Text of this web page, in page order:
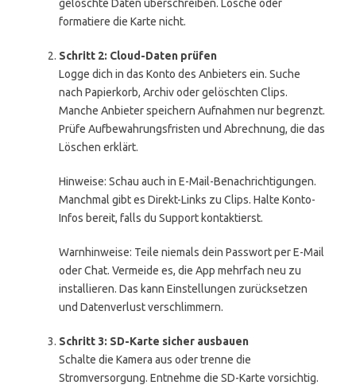
gelöschte Daten überschreiben. Lösche oder
formatiere die Karte nicht.
Schritt 2: Cloud-Daten prüfen
Logge dich in das Konto des Anbieters ein. Suche
nach Papierkorb, Archiv oder gelöschten Clips.
Manche Anbieter speichern Aufnahmen nur begrenzt.
Prüfe Aufbewahrungsfristen und Abrechnung, die das
Löschen erklärt.
Hinweise: Schau auch in E-Mail-Benachrichtigungen.
Manchmal gibt es Direkt-Links zu Clips. Halte Konto-
Infos bereit, falls du Support kontaktierst.
Warnhinweise: Teile niemals dein Passwort per E-Mail
oder Chat. Vermeide es, die App mehrfach neu zu
installieren. Das kann Einstellungen zurücksetzen
und Datenverlust verschlimmern.
Schritt 3: SD-Karte sicher ausbauen
Schalte die Kamera aus oder trenne die
Stromversorgung. Entnehme die SD-Karte vorsichtig.